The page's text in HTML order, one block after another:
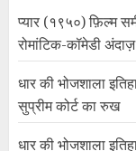
प्यार (१९५०) फ़िल्म
रोमांटिक-कॉमेडी अंदाज़
धार की भोजशाला
सुप्रीम कोर्ट का रुख
धार की भोजशाला